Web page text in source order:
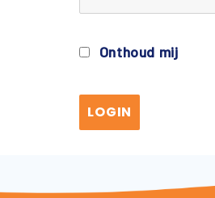
Onthoud mij